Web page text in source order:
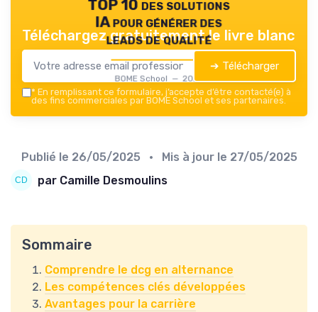
TOP 10 des solutions
IA pour générer des
leads de qualité
BOME School — 2026
Téléchargez gratuitement le livre blanc
➔ Télécharger
* En remplissant ce formulaire, j’accepte d’être contacté(e) à
des fins commerciales par BOME School et ses partenaires.
Publié le 26/05/2025 • Mis à jour le 27/05/2025
par Camille Desmoulins
Sommaire
Comprendre le dcg en alternance
Les compétences clés développées
Avantages pour la carrière